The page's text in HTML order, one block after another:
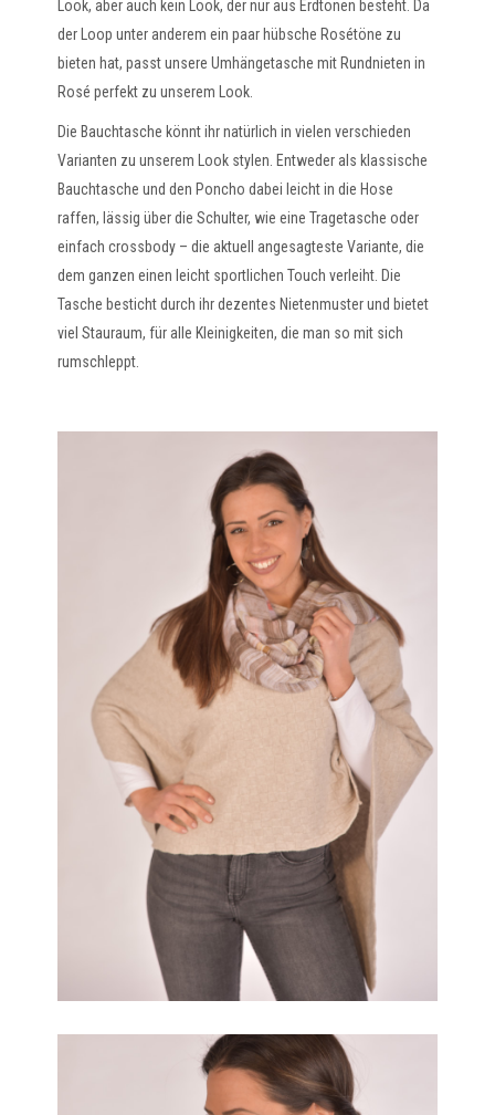
Look, aber auch kein Look, der nur aus Erdtönen besteht. Da
der Loop unter anderem ein paar hübsche Rosétöne zu
bieten hat, passt unsere Umhängetasche mit Rundnieten in
Rosé perfekt zu unserem Look.
Die Bauchtasche könnt ihr natürlich in vielen verschieden
Varianten zu unserem Look stylen. Entweder als klassische
Bauchtasche und den Poncho dabei leicht in die Hose
raffen, lässig über die Schulter, wie eine Tragetasche oder
einfach crossbody – die aktuell angesagteste Variante, die
dem ganzen einen leicht sportlichen Touch verleiht. Die
Tasche besticht durch ihr dezentes Nietenmuster und bietet
viel Stauraum, für alle Kleinigkeiten, die man so mit sich
rumschleppt.